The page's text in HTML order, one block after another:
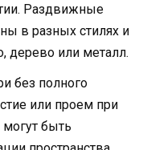
Раздвижные
в разных стилях и
дерево или металл.
без полного
или проем при
быть